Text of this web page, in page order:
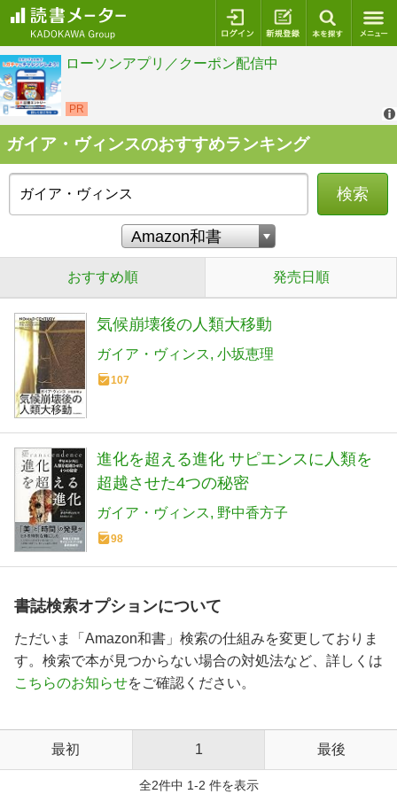
ログイン 新規登録
ガイア・ヴィンスのおすすめランキング
検索
おすすめ順 発売日順
気候崩壊後の人類大移動
ガイア・ヴィンス 小坂恵理
107
進化を超える進化 サピエンスに人類を
超越させた4つの秘密
ガイア・ヴィンス 野中香方子
98
書誌検索オプションについて
ただいま「Amazon和書」検索の仕組みを変更しておりま
す。検索で本が見つからない場合の対処法など、詳しくは
こちらのお知らせをご確認ください。
最初 1 最後
全2件中 1-2 件を表示